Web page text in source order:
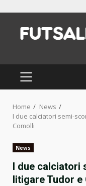
content
PRIMARY
MENU
Home
News
I due calciatori semi-
Comolli
News
I due calciatori
litigare Tudor e